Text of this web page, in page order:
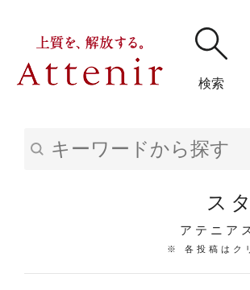
検索
ア
ス
アテニア
※ 各投稿はク